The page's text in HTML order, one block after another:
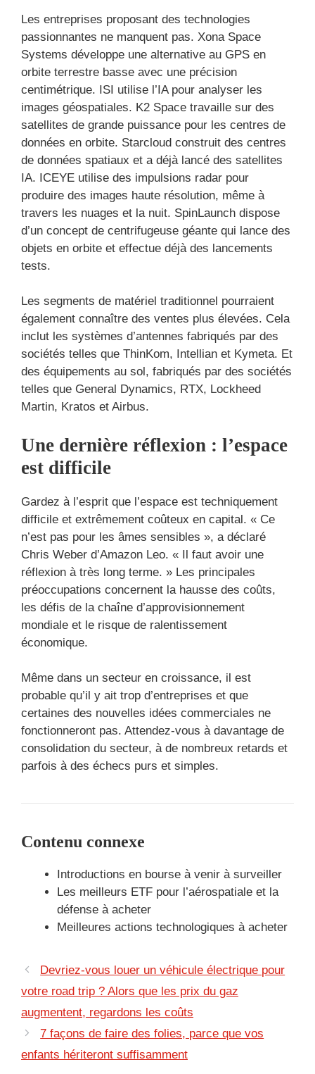
Les entreprises proposant des technologies
passionnantes ne manquent pas. Xona Space
Systems développe une alternative au GPS en
orbite terrestre basse avec une précision
centimétrique. ISI utilise l’IA pour analyser les
images géospatiales. K2 Space travaille sur des
satellites de grande puissance pour les centres de
données en orbite. Starcloud construit des centres
de données spatiaux et a déjà lancé des satellites
IA. ICEYE utilise des impulsions radar pour
produire des images haute résolution, même à
travers les nuages ​​et la nuit. SpinLaunch dispose
d’un concept de centrifugeuse géante qui lance des
objets en orbite et effectue déjà des lancements
tests.
Les segments de matériel traditionnel pourraient
également connaître des ventes plus élevées. Cela
inclut les systèmes d’antennes fabriqués par des
sociétés telles que ThinKom, Intellian et Kymeta. Et
des équipements au sol, fabriqués par des sociétés
telles que General Dynamics, RTX, Lockheed
Martin, Kratos et Airbus.
Une dernière réflexion : l’espace
est difficile
Gardez à l’esprit que l’espace est techniquement
difficile et extrêmement coûteux en capital. « Ce
n’est pas pour les âmes sensibles », a déclaré
Chris Weber d’Amazon Leo. « Il faut avoir une
réflexion à très long terme. » Les principales
préoccupations concernent la hausse des coûts,
les défis de la chaîne d’approvisionnement
mondiale et le risque de ralentissement
économique.
Même dans un secteur en croissance, il est
probable qu’il y ait trop d’entreprises et que
certaines des nouvelles idées commerciales ne
fonctionneront pas. Attendez-vous à davantage de
consolidation du secteur, à de nombreux retards et
parfois à des échecs purs et simples.
Contenu connexe
Introductions en bourse à venir à surveiller
Les meilleurs ETF pour l’aérospatiale et la
défense à acheter
Meilleures actions technologiques à acheter
Devriez-vous louer un véhicule électrique pour
votre road trip ? Alors que les prix du gaz
augmentent, regardons les coûts
7 façons de faire des folies, parce que vos
enfants hériteront suffisamment